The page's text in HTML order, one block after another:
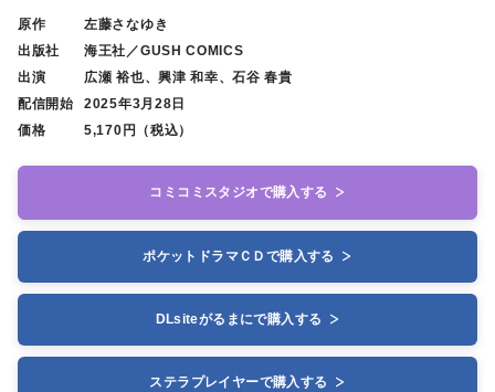
原作
左藤さなゆき
出版社
海王社／GUSH COMICS
出演
広瀬 裕也、興津 和幸、石谷 春貴
配信開始
2025年3月28日
価格
5,170円（税込）
コミコミスタジオで購入する
ポケットドラマＣＤで購入する
DLsiteがるまにで購入する
ステラプレイヤーで購入する